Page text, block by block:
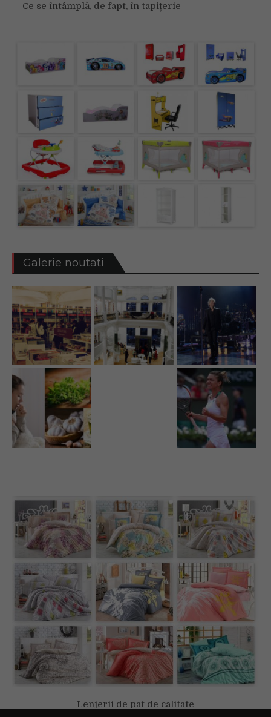
Ce se întâmplă, de fapt, în tapițerie
Galerie noutati
Lenjerii de pat de calitate